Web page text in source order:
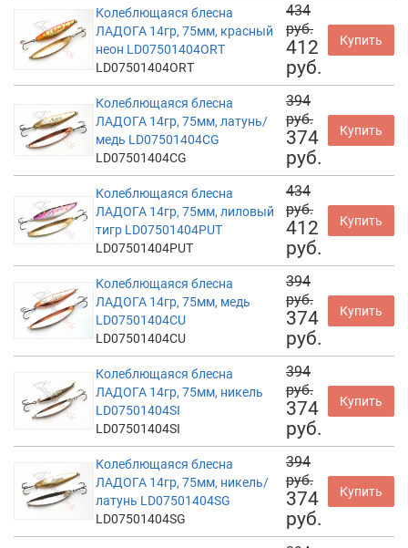
Колеблющаяся блесна
ЛАДОГА 14гр, 75мм, красный
неон LD07501404ORT
LD07501404ORT
434
руб.
412
руб.
Купить
Колеблющаяся блесна
ЛАДОГА 14гр, 75мм, латунь/
медь LD07501404CG
LD07501404CG
394
руб.
374
руб.
Купить
Колеблющаяся блесна
ЛАДОГА 14гр, 75мм, лиловый
тигр LD07501404PUT
LD07501404PUT
434
руб.
412
руб.
Купить
Колеблющаяся блесна
ЛАДОГА 14гр, 75мм, медь
LD07501404CU
LD07501404CU
394
руб.
374
руб.
Купить
Колеблющаяся блесна
ЛАДОГА 14гр, 75мм, никель
LD07501404SI
LD07501404SI
394
руб.
374
руб.
Купить
Колеблющаяся блесна
ЛАДОГА 14гр, 75мм, никель/
латунь LD07501404SG
LD07501404SG
394
руб.
374
руб.
Купить